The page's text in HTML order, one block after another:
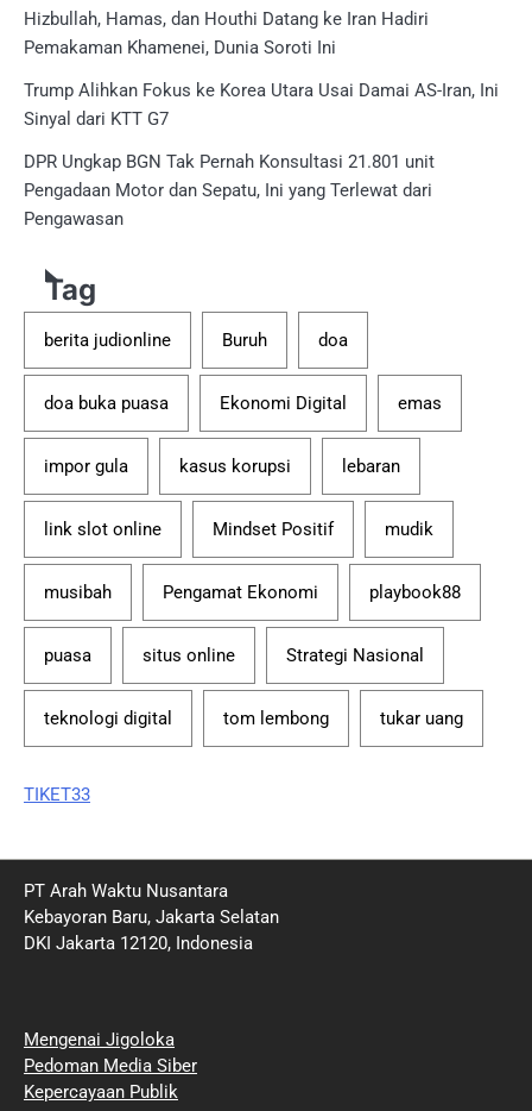
Hizbullah, Hamas, dan Houthi Datang ke Iran Hadiri
Pemakaman Khamenei, Dunia Soroti Ini
Trump Alihkan Fokus ke Korea Utara Usai Damai AS-Iran, Ini
Sinyal dari KTT G7
DPR Ungkap BGN Tak Pernah Konsultasi 21.801 unit
Pengadaan Motor dan Sepatu, Ini yang Terlewat dari
Pengawasan
Tag
berita judionline Buruh doa
doa buka puasa Ekonomi Digital emas
impor gula kasus korupsi lebaran
link slot online Mindset Positif mudik
musibah Pengamat Ekonomi playbook88
puasa situs online Strategi Nasional
teknologi digital tom lembong tukar uang
TIKET33
PT Arah Waktu Nusantara
Kebayoran Baru, Jakarta Selatan
DKI Jakarta 12120, Indonesia
Mengenai Jigoloka
Pedoman Media Siber
Kepercayaan Publik